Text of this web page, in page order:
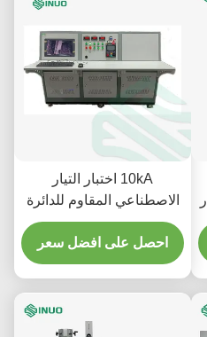
10kA اختبار التيار
الاصطناعي المقاوم للدائرة
القصيرة IEC 62196-1
متوافق مع اختبار EV
احصل على افضل سعر